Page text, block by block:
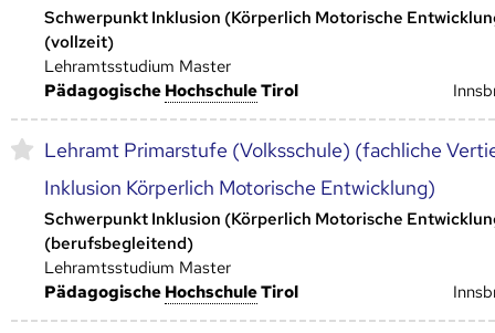
Schwerpunkt Inklusion (Körperlich Motorische
(vollzeit)
Lehramtsstudium Master
Pädagogische Hoch­schuleTirol
Lehramt Primarstufe (Volksschule) (fachliche
Inklusion Körperlich Motorische Entwicklung)
Schwerpunkt Inklusion (Körperlich Motorische
(berufsbegleitend)
Lehramtsstudium Master
Pädagogische Hoch­schuleTirol